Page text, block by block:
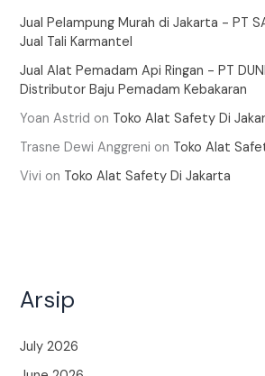
Jual Pelampung Murah di Jakarta - PT
Jual Tali Karmantel
Jual Alat Pemadam Api Ringan - PT
Distributor Baju Pemadam Kebakaran
Yoan Astrid on Toko Alat Safety Di
Trasne Dewi Anggreni on Toko Alat
Vivi on Toko Alat Safety Di Jakarta
Arsip
July 2026